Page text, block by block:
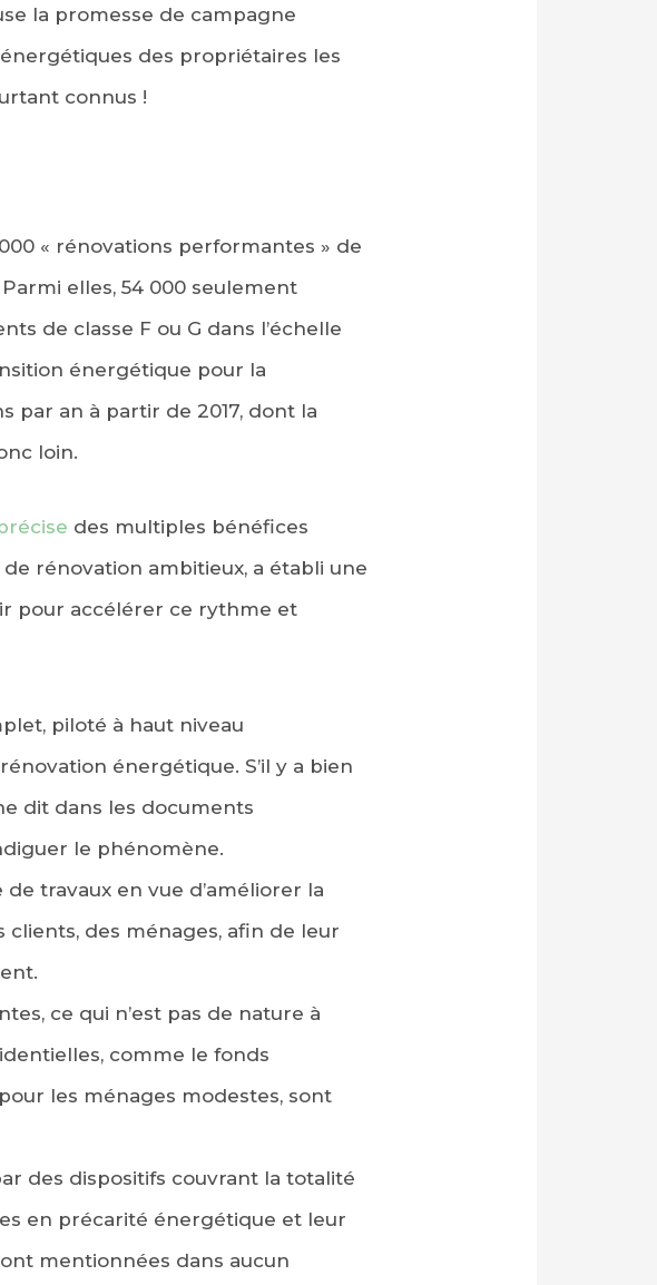
la promesse de campagne
des propriétaires les
connus !
« rénovations performantes » de
elles, 54 000 seulement
de classe F ou G dans l’échelle
énergétique pour la
par an à partir de 2017, dont la
loin.
des multiples bénéfices
rénovation ambitieux, a établi une
pour accélérer ce rythme et
piloté à haut niveau
énergétique. S’il y a bien
dit dans les documents
le phénomène.
travaux en vue d’améliorer la
des ménages, afin de leur
ce qui n’est pas de nature à
comme le fonds
les ménages modestes, sont
des dispositifs couvrant la totalité
en précarité énergétique et leur
mentionnées dans aucun